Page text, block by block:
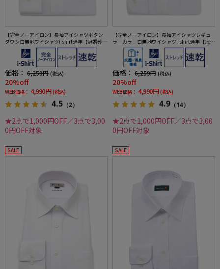
【完全ノーアイロン】長袖アイシャツボタン
ダウン白無地ワイシャツi-shirt通年【冠婚葬
祭/リクルート使用可】
価格： 6,259円 (税込)
20%off
WEB価格： 4,990円 (税込)
4.5 （2）
★2点で1,000円OFF／3点で3,00
0円OFF対象
【完全ノーアイロン】長袖アイシャツレギュ
ラーカラー白無地ワイシャツi-shirt通年【冠婚
葬祭/リクルート使用可】
価格： 6,259円 (税込)
20%off
WEB価格： 4,990円 (税込)
4.9 （14）
★2点で1,000円OFF／3点で3,00
0円OFF対象
SALE SALE